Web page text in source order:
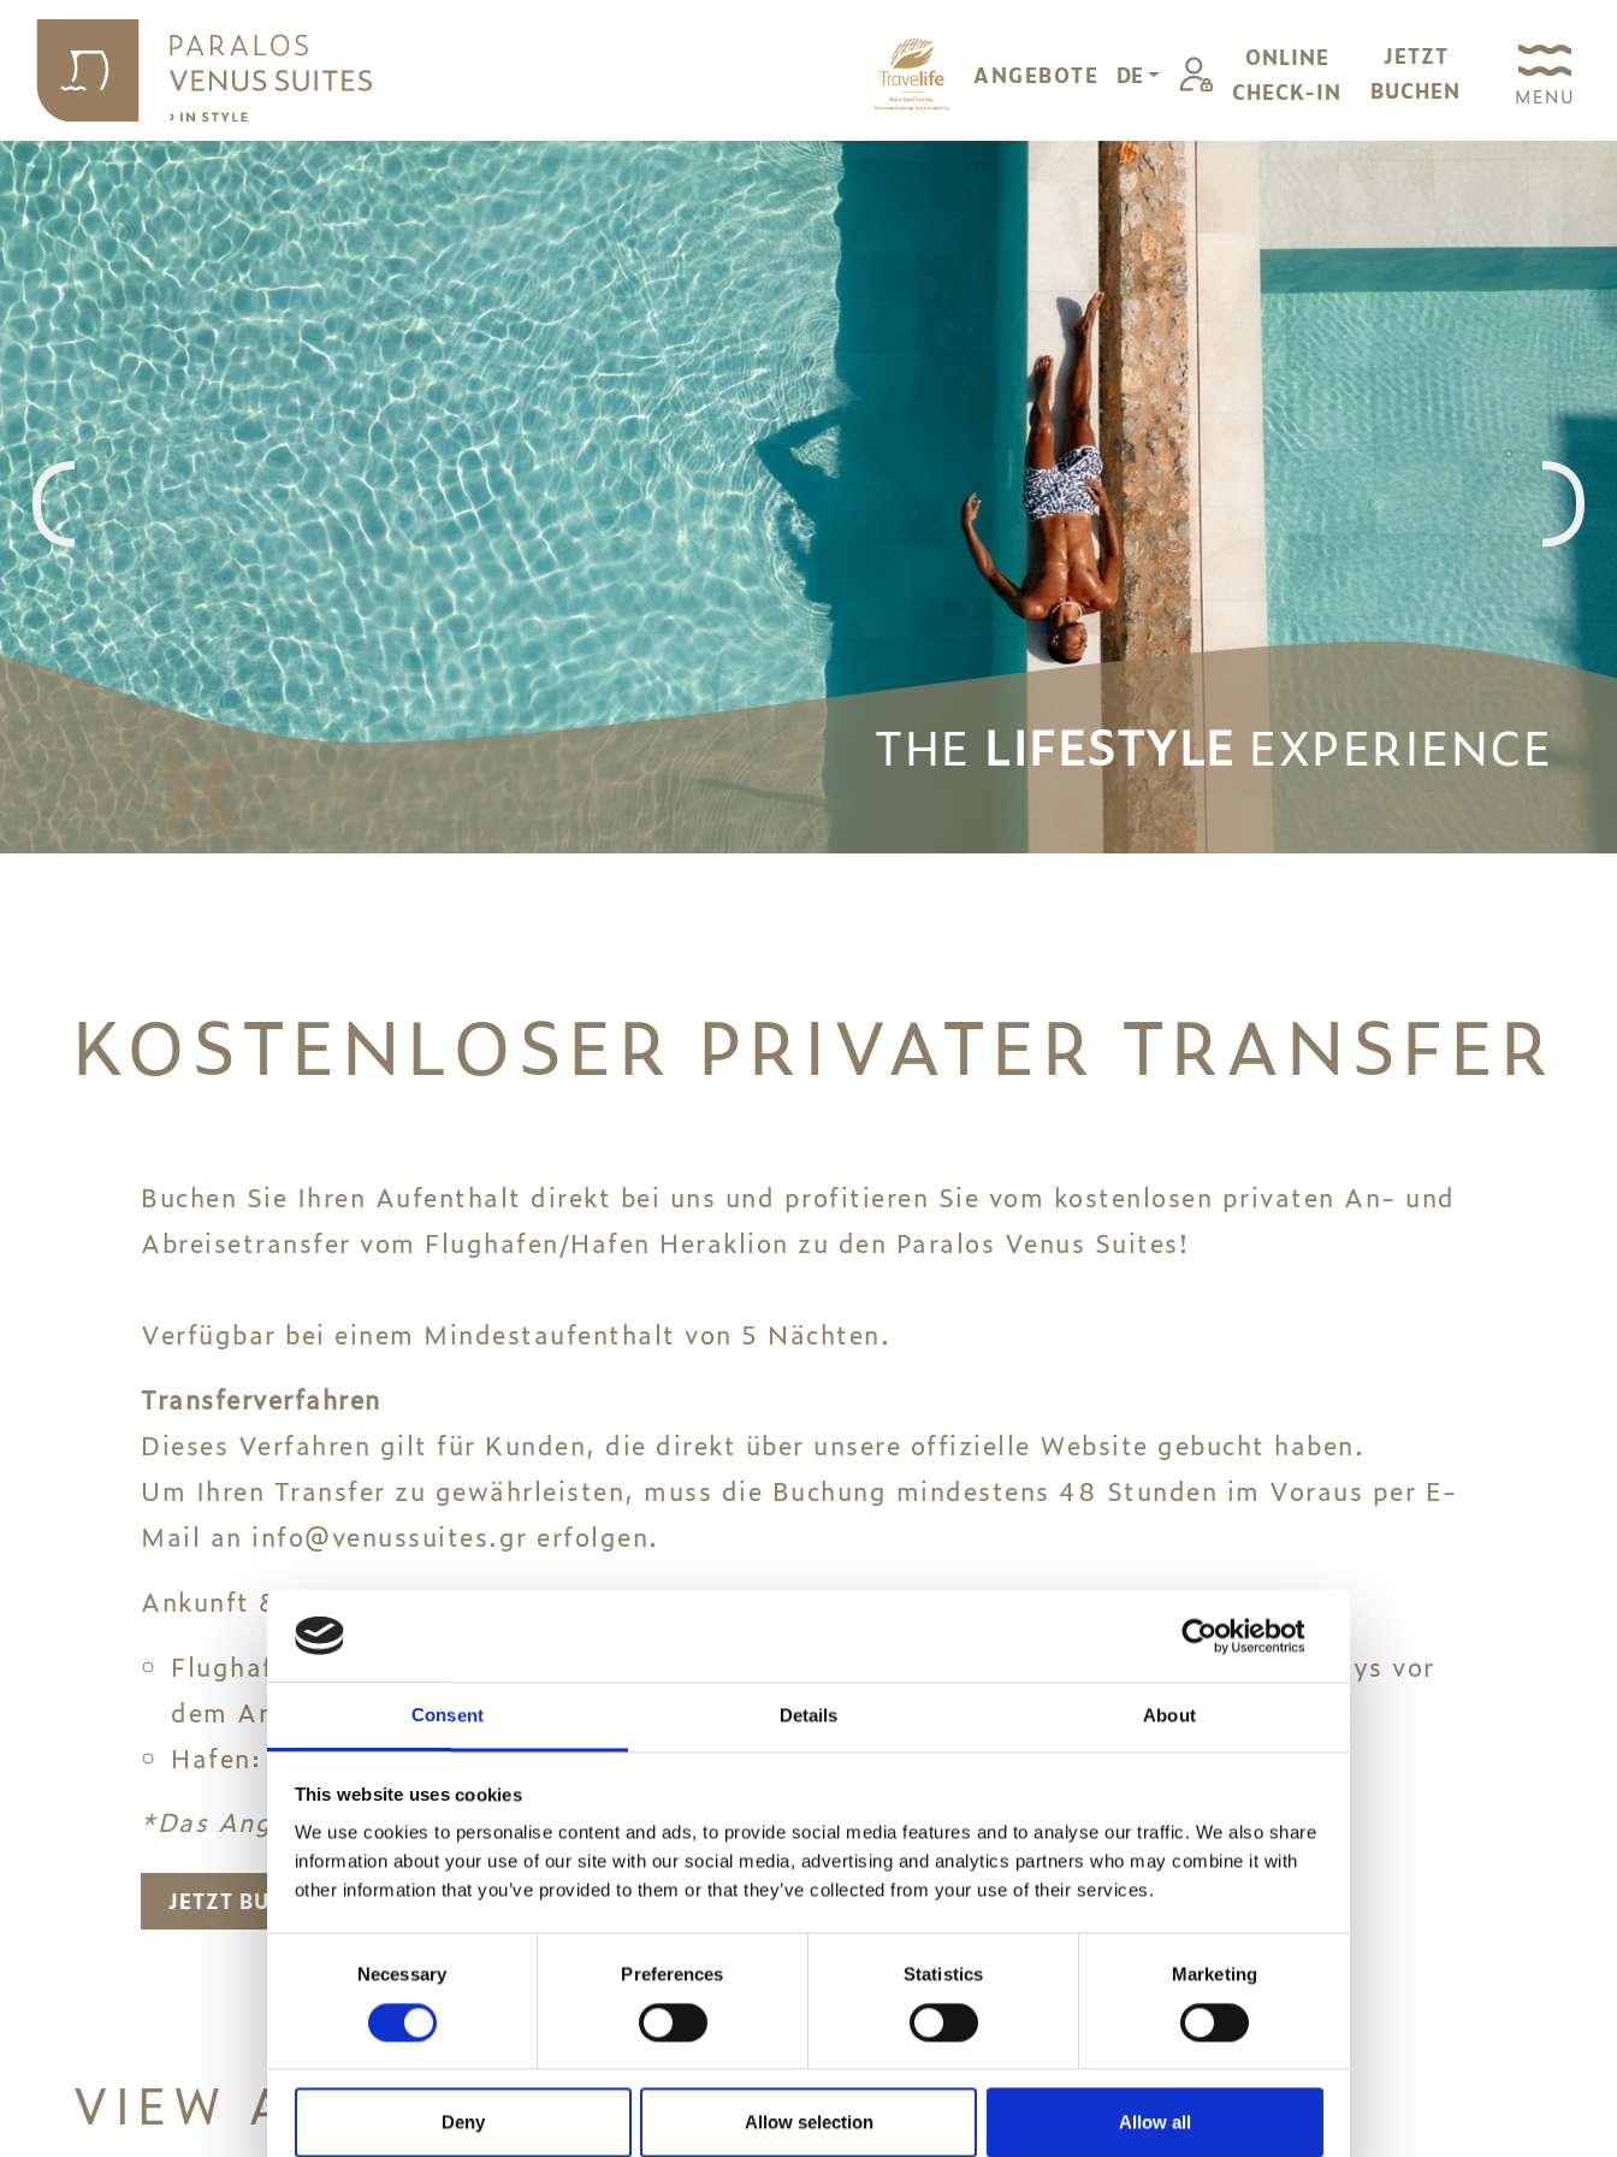
Consent Details About
This website uses cookies
We use cookies to personalise content and ads, to provide social media features and to analyse our traffic. We also share
information about your use of our site with our social media, advertising and analytics partners who may combine it with
other information that you’ve provided to them or that they’ve collected from your use of their services.
Necessary Preferences Statistics Marketing
Deny Allow selection Allow all
ANGEBOTE DE
ONLINE
CHECK-IN
JETZT
BUCHEN
MENU
THE LIFESTYLE EXPERIENCE
THE LIFESTYLE EXPERIENCE
KOSTENLOSER PRIVATER TRANSFER
Buchen Sie Ihren Aufenthalt direkt bei uns und profitieren Sie vom kostenlosen privaten An- und
Abreisetransfer vom Flughafen/Hafen Heraklion zu den Paralos Venus Suites!
Verfügbar bei einem Mindestaufenthalt von 5 Nächten.
Transferverfahren
Dieses Verfahren gilt für Kunden, die direkt über unsere offizielle Website gebucht haben.
Um Ihren Transfer zu gewährleisten, muss die Buchung mindestens 48 Stunden im Voraus per E-
Mail an info@venussuites.gr erfolgen.
Ankunft & Hinweise
Flughafen: Bitte wenden Sie sich nach Ihrer Ankunft an den Schalter von Cretan Holidays vor
dem Ankunftstor (Νo 25-26) des Flughafens Heraklion und geben Sie Ihren Namen an.
Hafen: Der Fahrer erwartet Sie vor dem Schiff mit einem Schild mit Ihrem Namen.
*Das Angebot gilt für maximal 2 Personen.
JETZT BUCHEN
VIEW ALSO